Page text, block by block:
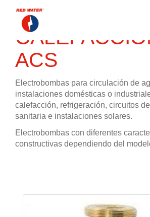
ACS
Electrobombas para circulación de
instalaciones domésticas o
calefacción, refrigeración, circuitos
sanitaria e instalaciones solares.
Electrobombas con diferentes
constructivas dependiendo del